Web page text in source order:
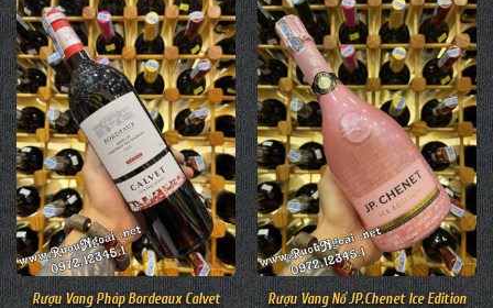
Rượu Vang Pháp Bordeaux Calvet
Rượu Vang Nổ JP.Chenet Ice Edition